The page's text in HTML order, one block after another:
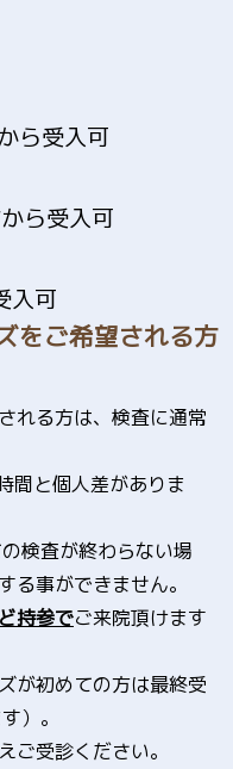
ら受入可
ら受入可
入可
をご希望される方
れる方は、検査に通常
間と個人差がありま
検査が終わらない場
る事ができません。
持参でご来院頂けます
が初めての方は最終受
）。
ご受診ください。